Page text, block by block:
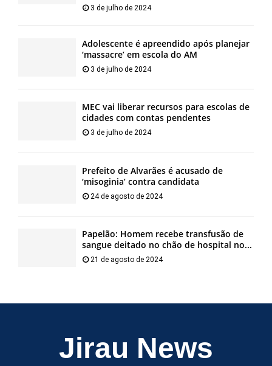
3 de julho de 2024
Adolescente é apreendido após planejar
‘massacre’ em escola do AM
3 de julho de 2024
MEC vai liberar recursos para escolas de
cidades com contas pendentes
3 de julho de 2024
Prefeito de Alvarães é acusado de
‘misoginia’ contra candidata
24 de agosto de 2024
Papelão: Homem recebe transfusão de
sangue deitado no chão de hospital no...
21 de agosto de 2024
Jirau News